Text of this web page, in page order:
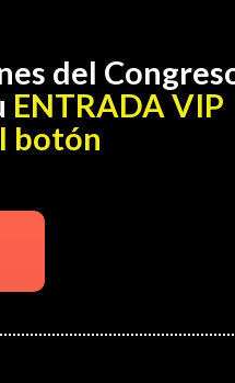
del
ENTRADA VIP
botón